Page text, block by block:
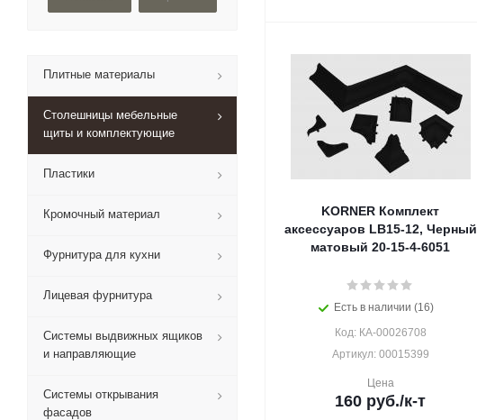
KORNER Комплект
аксессуаров LB15-12, Черный
матовый 20-15-4-6051
Есть в наличии (16)
Код: КА-00026708
Артикул: 00015399
Цена
160 руб./к-т
Плитные материалы
Столешницы мебельные
щиты и комплектующие
Пластики
Кромочный материал
Фурнитура для кухни
Лицевая фурнитура
Системы выдвижных ящиков
и направляющие
Системы открывания
фасадов